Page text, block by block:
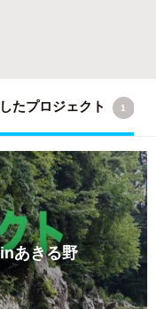
たプロジェクト 1
あきる野